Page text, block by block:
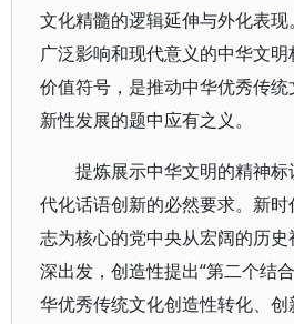
文化精髓的逻辑延伸与外化表
广泛影响和现代意义的中华文
价值符号，是推动中华优秀传
新性发展的题中应有之义。
提炼展示中华文明的精神
代化话语创新的必然要求。新
志为核心的党中央从宏阔的历
深出发，创造性提出“第二个结
华优秀传统文化创造性转化、创